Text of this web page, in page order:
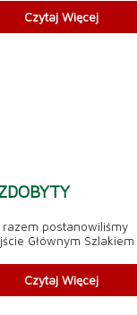
Czytaj Więcej
postanowiliśmy
Głównym Szlakiem
Czytaj Więcej